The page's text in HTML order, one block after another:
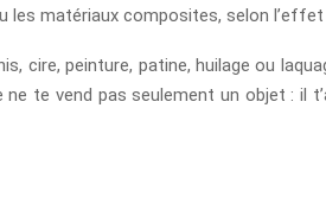
matériaux composites, selon l’effet
peinture, patine, huilage ou
te vend pas seulement un objet :